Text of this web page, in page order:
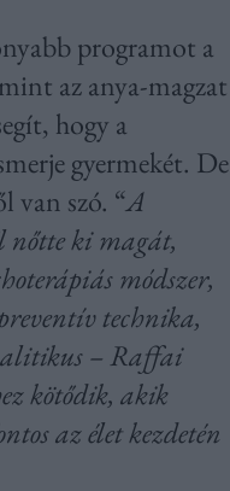
programot a
az anya-magzat
hogy a
gyermekét. De
van szó. “A
nőtte ki magát,
módszer,
technika,
– Raffai
kötődik, akik
az élet kezdetén